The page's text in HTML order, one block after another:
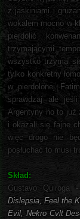
z jaskiniami i
wokalem mocno w
pierdolić
trzymającymi
wszystko trzyma
tylko konkretny
w pierdolonej
sprawdzaj ale
Argentyny no to już
i okazali się fajne
więc drogo nie
posłuchać to musi
Skład:
Gustavo Quiroga
Dislepsia, Feel the
Evil, Nekro Cvlt